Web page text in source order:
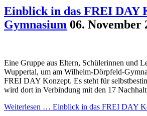
Einblick in das FREI DAY
Gymnasium 06. November
Eine Gruppe aus Eltern, Schülerinnen und
Wuppertal, um am Wilhelm-Dörpfeld-
FREI DAY Konzept. Es steht für
wird dort in Verbindung mit den 17
Weiterlesen … Einblick in das FREI DAY